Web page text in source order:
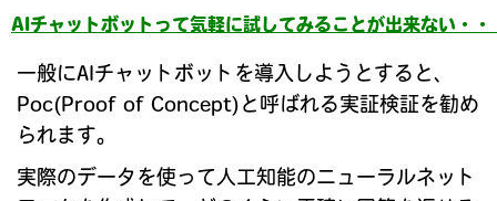
AIチャットボットって気軽に試してみることが出来ない・・
一般にAIチャットボットを導入しようとすると、
Poc(Proof of Concept)と呼ばれる実証検証を勧め
られます。
実際のデータを使って人工知能のニューラルネット